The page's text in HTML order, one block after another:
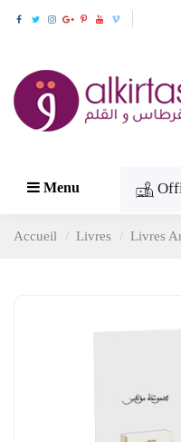
Menu
Accueil Livres